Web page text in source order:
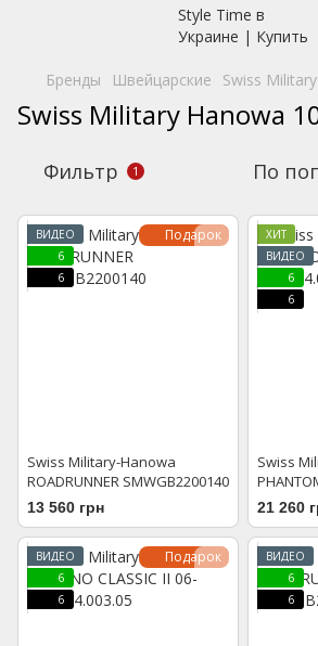
Бренды Швейцарские Swiss
Swiss Military Hanowa
Фильтр 1 По
Подарок
ВИДЕО
6
6
Swiss Military-Hanowa
ROADRUNNER SMWGB2200140
13 560 грн
ХИТ
ВИДЕО
6
6
Swiss
21 260
Подарок
ВИДЕО
6
6
ВИДЕО
6
6